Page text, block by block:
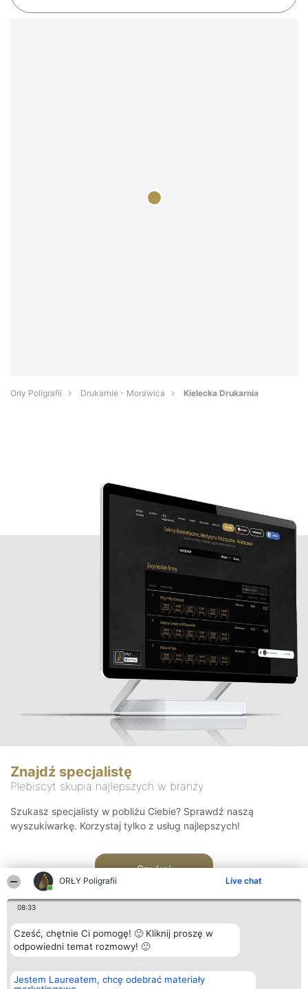
ORŁY Poligrafii Live chat
08:33
Cześć, chętnie Ci pomogę! 🙂 Kliknij proszę w
odpowiedni temat rozmowy! 🙂
Jestem Laureatem, chcę odebrać materiały
Orły Poligrafii Drukarnie - Morawica Kielecka Drukarnia
Znajdź specjalistę
Plebiscyt skupia najlepszych w branży
Szukasz specjalisty w pobliżu Ciebie? Sprawdź naszą
wyszukiwarkę. Korzystaj tylko z usług najlepszych!
Szukaj
Organizator plebiscytu
Bright Side Solutions sp. z o.
Plebiscyt
Laureaci
Kontakt
Kontakt